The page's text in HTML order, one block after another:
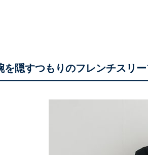
を隠すつもりのフレンチスリ